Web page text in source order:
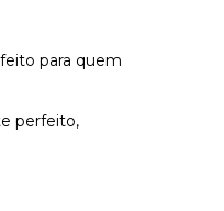
para quem
perfeito,